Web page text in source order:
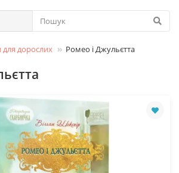
для дорослих Ромео і Джульєтта